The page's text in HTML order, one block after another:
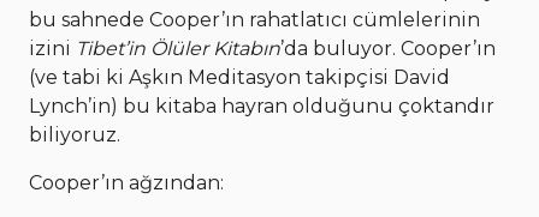
bu sahnede Cooper’ın rahatlatıcı cümlelerinin
izini Tibet’in Ölüler Kitabın’da buluyor. Cooper’ın
(ve tabi ki Aşkın Meditasyon takipçisi David
Lynch’in) bu kitaba hayran olduğunu çoktandır
biliyoruz.
Cooper’ın ağzından: